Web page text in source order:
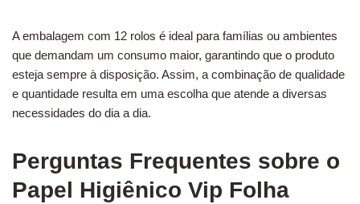
A embalagem com 12 rolos é ideal para famílias ou ambientes
que demandam um consumo maior, garantindo que o produto
esteja sempre à disposição. Assim, a combinação de qualidade
e quantidade resulta em uma escolha que atende a diversas
necessidades do dia a dia.
Perguntas Frequentes sobre o
Papel Higiênico Vip Folha